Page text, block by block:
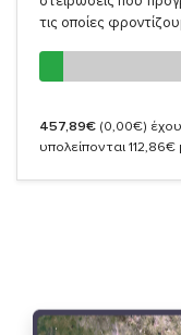
τις οποίες
457,89€ (0,00€)
υπολείπονται